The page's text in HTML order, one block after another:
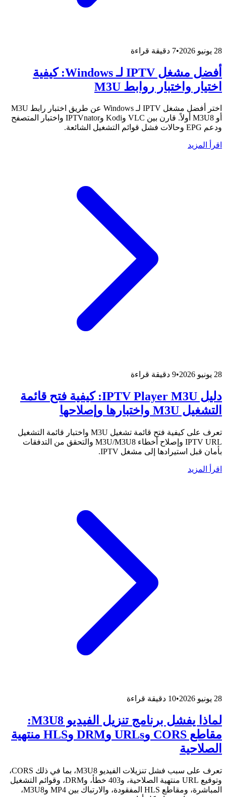
28 يونيو 2026 •7 دقيقة قراءة
أفضل مشغل IPTV لـ Windows: كيفية
اختيار واختبار روابط M3U
اختر أفضل مشغل IPTV لـ Windows عن طريق اختبار رابط M3U
أو M3U8 أولاً. قارن بين VLC وKodi وIPTVnator واختبار المتصفح
ودعم EPG وحالات فشل قوائم التشغيل الشائعة.
اقرأ المزيد
28 يونيو 2026 •9 دقيقة قراءة
دليل IPTV Player M3U: كيفية فتح قائمة
التشغيل M3U واختبارها وإصلاحها
تعرف على كيفية فتح قائمة تشغيل M3U واختبار قائمة التشغيل
IPTV URL وإصلاح أخطاء M3U/M3U8 والتحقق من التدفقات
بأمان قبل استيرادها إلى مشغل IPTV.
اقرأ المزيد
28 يونيو 2026 •10 دقيقة قراءة
لماذا يفشل برنامج تنزيل الفيديو M3U8:
مقاطع CORS وURLs وDRM وHLS منتهية
الصلاحية
تعرف على سبب فشل تنزيلات الفيديو M3U8، بما في ذلك CORS،
وتوقيع URL منتهية الصلاحية، و403 خطأ، وDRM، وقوائم التشغيل
المباشرة، ومقاطع HLS المفقودة، والارتباك بين MP4 وM3U8،